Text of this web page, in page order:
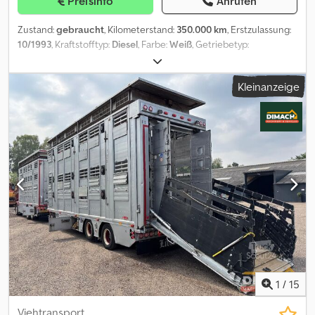
Zustand:gebraucht, Kilometerstand: 350.000 km, Erstzulassung:
10/1993, Kraftstofftyp: Diesel, Farbe:Weiß, Getriebetyp:
, Anzahl der Sitzplätze:
Pferdetransporter mit Anhänger , incl.: Müller Mittelthal "EAL -TA-F
Kleinanzeige
1 / 15